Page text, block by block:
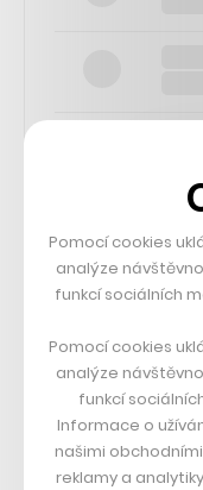
SLEDUJTE NÁS
73k
25k
Pomocí cookies
analýze
funkcí sociálních
Pomocí cookies
analýze
funkcí
Informace o
našimi
reklamy a